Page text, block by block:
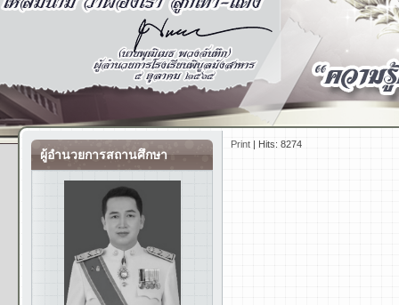
ผู้อำนวยการสถานศึกษา
Print | Hits: 8274